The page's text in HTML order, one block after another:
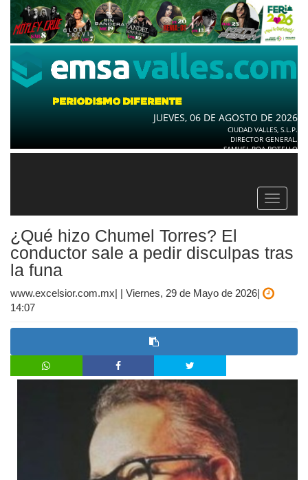
JUEVES, 06 DE AGOSTO DE 2026
CIUDAD VALLES, S.L.P.
DIRECTOR GENERAL.
SAMUEL ROA BOTELLO
Toggle
¿Qué hizo Chumel Torres? El
conductor sale a pedir disculpas tras
la funa
www.excelsior.com.mx| | Viernes, 29 de Mayo de 2026|
14:07